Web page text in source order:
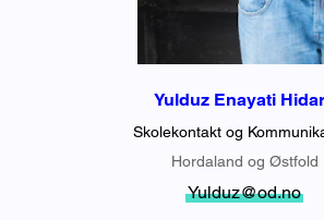
Yulduz Enayati
Skolekontakt og
Hordaland og Østfold
Yulduz@od.no